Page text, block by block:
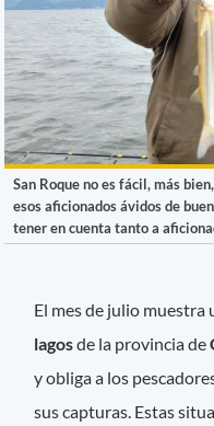
San Roque no es fácil, más
esos aficionados ávidos de
tener en cuenta tanto a
El mes de julio muestra
lagosde la provincia de
y obliga a los
sus capturas. Estas